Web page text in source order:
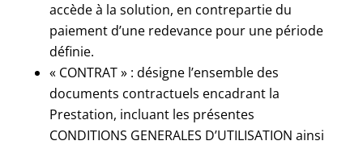
accède à la solution, en contrepartie du
paiement d’une redevance pour une période
définie.
« CONTRAT » : désigne l’ensemble des
documents contractuels encadrant la
Prestation, incluant les présentes
CONDITIONS GENERALES D’UTILISATION ainsi